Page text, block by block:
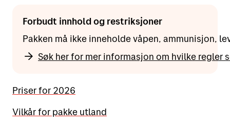
Forbudt innhold og restriksjoner
Pakken må ikke inneholde våpen, ammunisjon,
Søk her for mer informasjon om hvilke regler
Priser for 2026
Vilkår for pakke utland